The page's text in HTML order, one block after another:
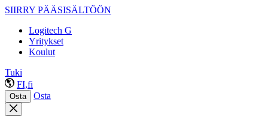
SIIRRY PÄÄSISÄLTÖÖN
Logitech G
Yritykset
Koulut
Tuki
FI,fi
Osta Osta